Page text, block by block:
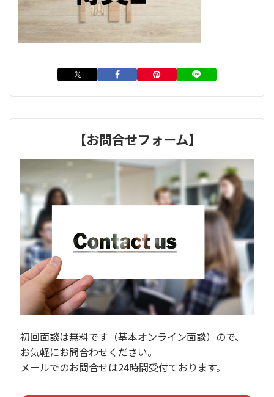
【お問合せフォーム】
初回面談は無料です（基本オンライン面談）ので、
お気軽にお問合わせください。
メールでのお問合せは24時間受付ております。